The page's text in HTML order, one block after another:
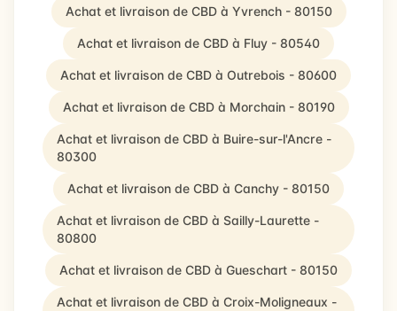
Achat et livraison de CBD à Yvrench - 80150
Achat et livraison de CBD à Fluy - 80540
Achat et livraison de CBD à Outrebois - 80600
Achat et livraison de CBD à Morchain - 80190
Achat et livraison de CBD à Buire-sur-l'Ancre -
80300
Achat et livraison de CBD à Canchy - 80150
Achat et livraison de CBD à Sailly-Laurette -
80800
Achat et livraison de CBD à Gueschart - 80150
Achat et livraison de CBD à Croix-Moligneaux -